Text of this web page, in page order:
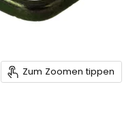
Zum Zoomen tippen